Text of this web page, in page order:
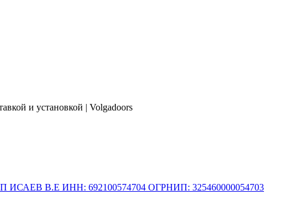
и установкой | Volgadoors
В.Е ИНН: 692100574704 ОГРНИП: 325460000054703